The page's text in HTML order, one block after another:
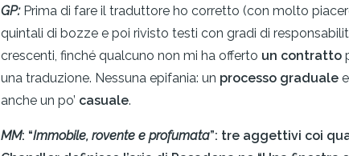
GP: Prima di fare il traduttore ho corretto (con molto
quintali di bozze e poi rivisto testi con gradi di
crescenti, finché qualcuno non mi ha offerto un contratto
una traduzione. Nessuna epifania: un processo gradualee
anche un po’ casuale.
MM: “Immobile, rovente e profumata”: tre aggettivi coi